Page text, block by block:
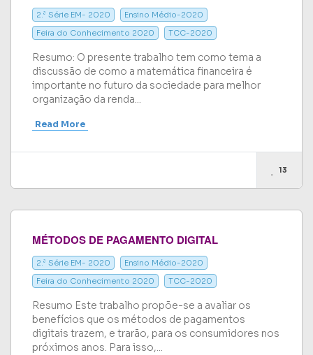
2.ª Série EM- 2020
Ensino Médio-2020
Feira do Conhecimento 2020
TCC-2020
Resumo: O presente trabalho tem como tema a
discussão de como a matemática financeira é
importante no futuro da sociedade para melhor
organização da renda...
Read More
13
MÉTODOS DE PAGAMENTO DIGITAL
2.ª Série EM- 2020
Ensino Médio-2020
Feira do Conhecimento 2020
TCC-2020
Resumo Este trabalho propõe-se a avaliar os
benefícios que os métodos de pagamentos
digitais trazem, e trarão, para os consumidores nos
próximos anos. Para isso,...